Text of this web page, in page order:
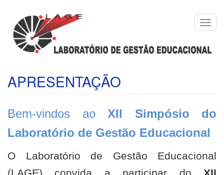
para
conteúdo
APRESENTAÇÃO
Bem-vindos aoXII Simpósio do
Laboratório de Gestão Educacional
O Laboratório de Gestão Educacional